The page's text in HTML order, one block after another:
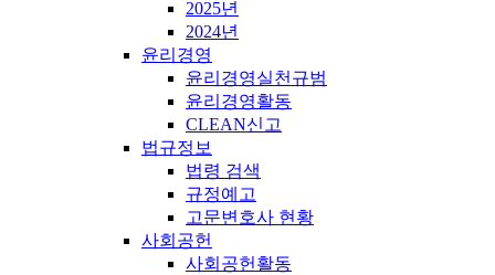
2025년
2024년
윤리경영
윤리경영실천규범
윤리경영활동
CLEAN신고
법규정보
법령 검색
규정예고
고문변호사 현황
사회공헌
사회공헌활동